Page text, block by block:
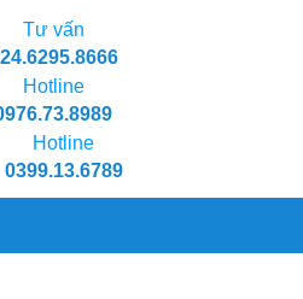
Tư vấn
Hotline
Hotline
0399.13.6789